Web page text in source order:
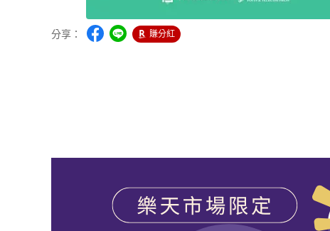
分享： 賺分紅